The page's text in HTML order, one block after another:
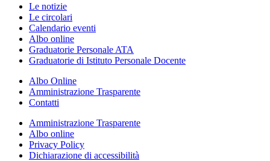
Le notizie
Le circolari
Calendario eventi
Albo online
Graduatorie Personale ATA
Graduatorie di Istituto Personale Docente
Albo Online
Amministrazione Trasparente
Contatti
Amministrazione Trasparente
Albo online
Privacy Policy
Dichiarazione di accessibilità